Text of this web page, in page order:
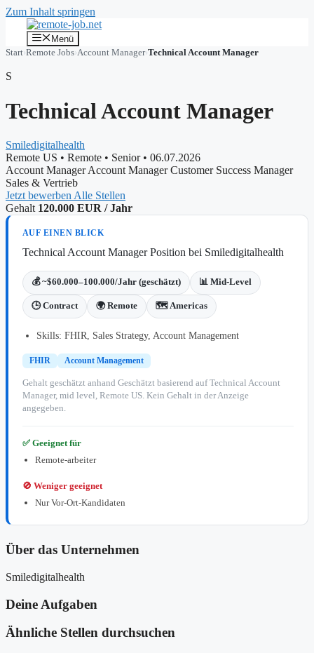
Zum Inhalt springen
Menü
Start›Remote Jobs›Account Manager›Technical Account Manager
S
Technical Account Manager
Smiledigitalhealth
Remote US • Remote • Senior • 06.07.2026
Account Manager Account Manager Customer Success Manager
Sales & Vertrieb
Jetzt bewerben Alle Stellen
Gehalt 120.000 EUR / Jahr
AUF EINEN BLICK
Technical Account Manager Position bei Smiledigitalhealth
💰 ~$60.000–100.000/Jahr (geschätzt) 📊 Mid-Level
🕒 Contract 🌍 Remote 🗺️ Americas
Skills: FHIR, Sales Strategy, Account Management
FHIR Account Management
Gehalt geschätzt anhand Geschätzt basierend auf Technical Account
Manager, mid level, Remote US. Kein Gehalt in der Anzeige
angegeben.
✅ Geeignet für
Remote-arbeiter
🚫 Weniger geeignet
Nur Vor-Ort-Kandidaten
Über das Unternehmen
Smiledigitalhealth
Deine Aufgaben
Ähnliche Stellen durchsuchen